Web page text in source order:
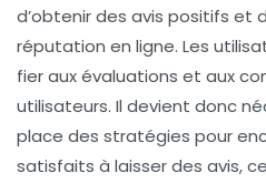
d’obtenir des avis positifs
réputation en ligne. Les
fier aux évaluations et aux
utilisateurs. Il devient donc
place des stratégies pour
satisfaits à laisser des avis,